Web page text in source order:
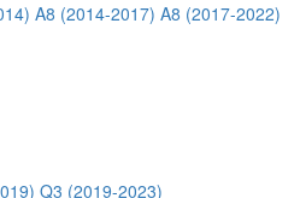
A8 (2014-2017) A8 (2017-2022)
Q3 (2019-2023)